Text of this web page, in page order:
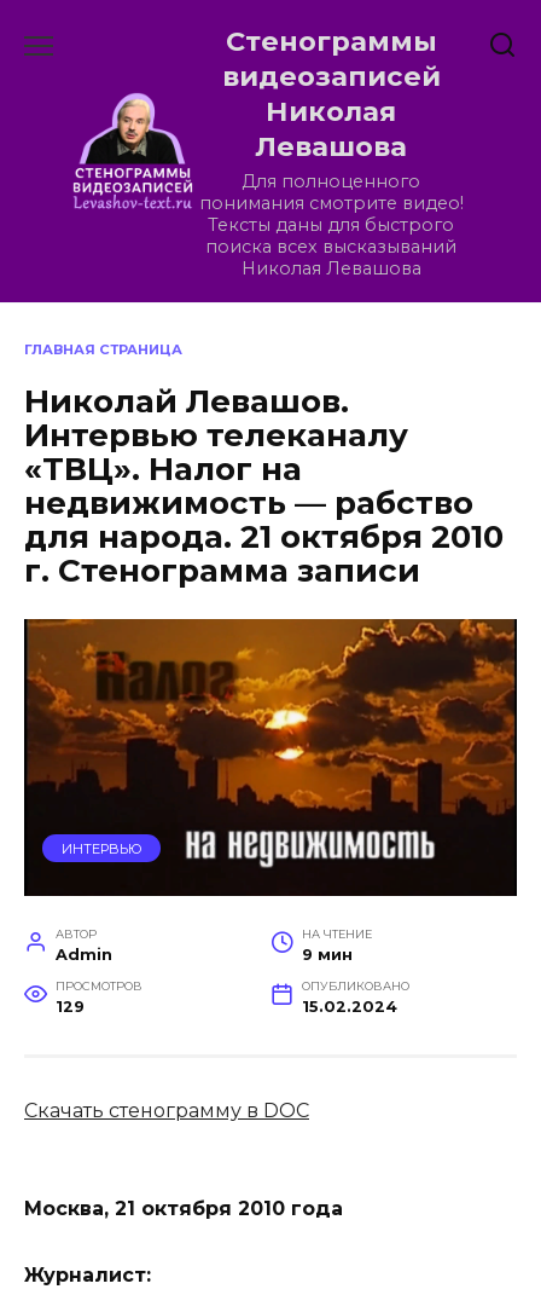
Стенограммы
видеозаписей
Николая
Левашова
Для полноценного
понимания смотрите видео!
Тексты даны для быстрого
поиска всех высказываний
Николая Левашова
ГЛАВНАЯ СТРАНИЦА
Николай Левашов.
Интервью телеканалу
«ТВЦ». Налог на
недвижимость — рабство
для народа. 21 октября 2010
г. Стенограмма записи
ИНТЕРВЬЮ
АВТОР
Admin
НА ЧТЕНИЕ
9 мин
ПРОСМОТРОВ
129
ОПУБЛИКОВАНО
15.02.2024
Скачать стенограмму в DOC
Москва, 21 октября 2010 года
Журналист: